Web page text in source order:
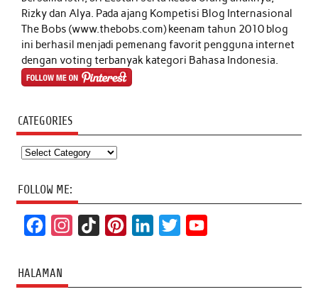
Rizky dan Alya. Pada ajang Kompetisi Blog Internasional
The Bobs (www.thebobs.com) keenam tahun 2010 blog
ini berhasil menjadi pemenang favorit pengguna internet
dengan voting terbanyak kategori Bahasa Indonesia.
CATEGORIES
Categories
FOLLOW ME:
c
e
t
T
t
k
t
T
HALAMAN